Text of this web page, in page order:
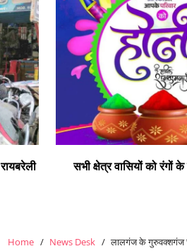
सभी क्षेत्र वासियों को रंगों के
Home News Desk लालगंज के गुरुवक्शगंज